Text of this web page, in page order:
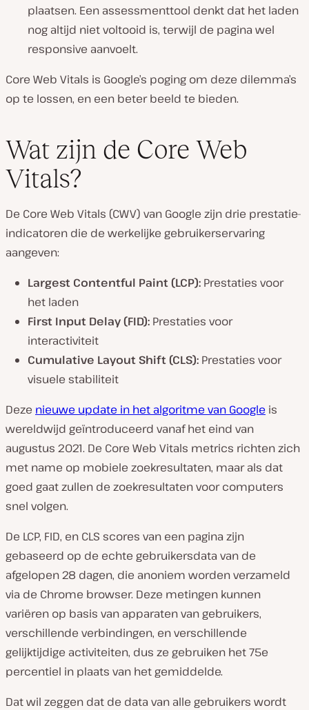
plaatsen. Een assessmenttool denkt dat het laden
nog altijd niet voltooid is, terwijl de pagina wel
responsive aanvoelt.
Core Web Vitals is Google’s poging om deze dilemma’s
op te lossen, en een beter beeld te bieden.
Wat zijn de Core Web
Vitals?
De Core Web Vitals (CWV) van Google zijn drie prestatie-
indicatoren die de werkelijke gebruikerservaring
aangeven:
Largest Contentful Paint (LCP): Prestaties voor
het laden
First Input Delay (FID): Prestaties voor
interactiviteit
Cumulative Layout Shift (CLS): Prestaties voor
visuele stabiliteit
Deze nieuwe update in het algoritme van Google is
wereldwijd geïntroduceerd vanaf het eind van
augustus 2021. De Core Web Vitals metrics richten zich
met name op mobiele zoekresultaten, maar als dat
goed gaat zullen de zoekresultaten voor computers
snel volgen.
De LCP, FID, en CLS scores van een pagina zijn
gebaseerd op de echte gebruikersdata van de
afgelopen 28 dagen, die anoniem worden verzameld
via de Chrome browser. Deze metingen kunnen
variëren op basis van apparaten van gebruikers,
verschillende verbindingen, en verschillende
gelijktijdige activiteiten, dus ze gebruiken het 75e
percentiel in plaats van het gemiddelde.
Dat wil zeggen dat de data van alle gebruikers wordt